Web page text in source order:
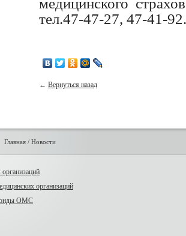
медицинского
тел.47-47-27, 47-41-92.
← Вернуться назад
Главная/ Новости
организаций
ОМС